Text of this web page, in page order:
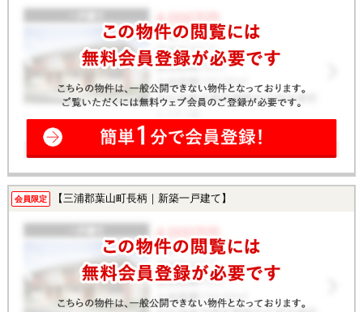
会員限定 【三浦郡葉山町長柄｜新築一戸建て】